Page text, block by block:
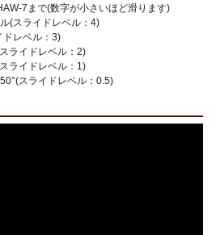
7まで(数字が小さいほど滑ります)
(スライドレベル：4)
ドレベル：3)
ライドレベル：2)
ライドレベル：1)
スライドレベル：0.5)